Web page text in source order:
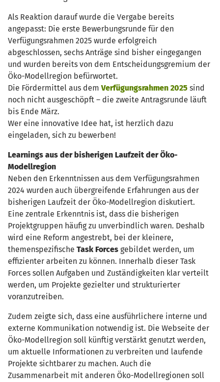
Als Reaktion darauf wurde die Vergabe bereits
angepasst: Die erste Bewerbungsrunde für den
Verfügungsrahmen 2025 wurde erfolgreich
abgeschlossen, sechs Anträge sind bisher eingegangen
und wurden bereits von dem Entscheidungsgremium der
Öko-Modellregion befürwortet.
Die Fördermittel aus demVerfügungsrahmen 2025 sind
noch nicht ausgeschöpft – die zweite Antragsrunde läuft
bis Ende März.
Wer eine innovative Idee hat, ist herzlich dazu
eingeladen, sich zu bewerben!
Learnings aus der bisherigen Laufzeit der Öko-
Modellregion
Neben den Erkenntnissen aus dem Verfügungsrahmen
2024 wurden auch übergreifende Erfahrungen aus der
bisherigen Laufzeit der Öko-Modellregion diskutiert.
Eine zentrale Erkenntnis ist, dass die bisherigen
Projektgruppen häufig zu unverbindlich waren. Deshalb
wird eine Reform angestrebt, bei der kleinere,
themenspezifische Task Forces gebildet werden, um
effizienter arbeiten zu können. Innerhalb dieser Task
Forces sollen Aufgaben und Zuständigkeiten klar verteilt
werden, um Projekte gezielter und strukturierter
voranzutreiben.
Zudem zeigte sich, dass eine ausführlichere interne und
externe Kommunikation notwendig ist. Die Webseite der
Öko-Modellregion soll künftig verstärkt genutzt werden,
um aktuelle Informationen zu verbreiten und laufende
Projekte sichtbarer zu machen. Auch die
Zusammenarbeit mit anderen Öko-Modellregionen soll